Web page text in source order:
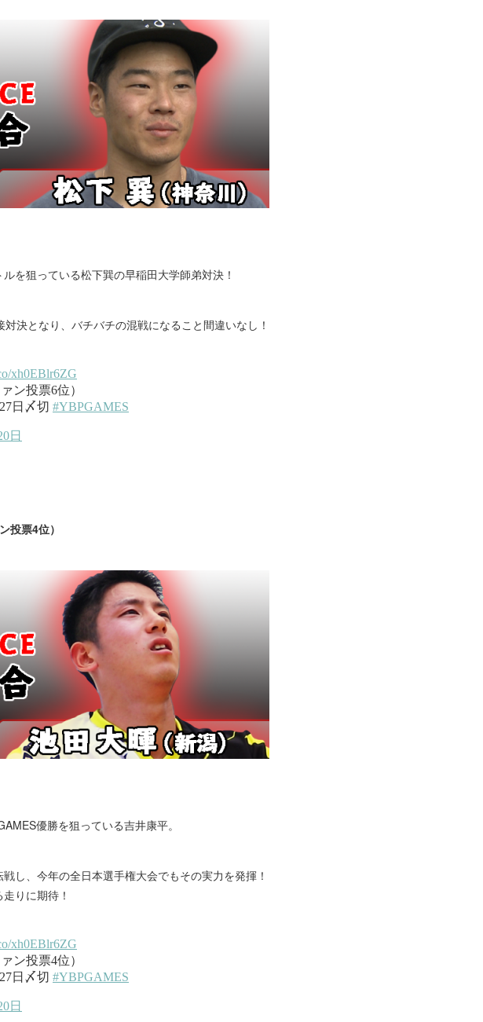
を狙っている松下巽の早稲田大学師弟対決！
決となり、バチバチの混戦になること間違いなし！
投票4位）
優勝を狙っている吉井康平。
し、今年の全日本選手権大会でもその実力を発揮！
りに期待！